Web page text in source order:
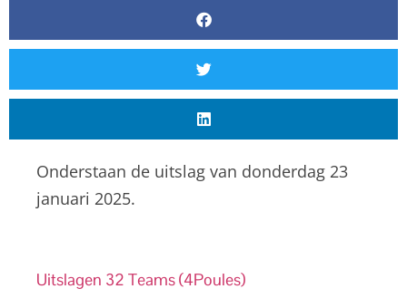
Onderstaan de uitslag van donderdag 23
januari 2025.
Uitslagen 32 Teams (4Poules)